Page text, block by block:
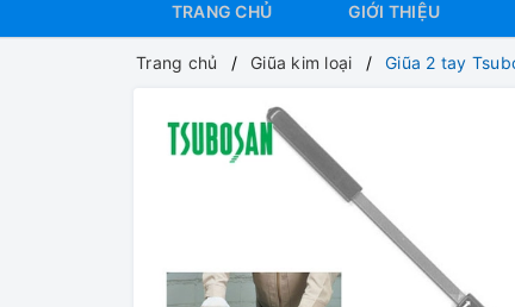
TRANG CHỦ GIỚI THIỆU
Trang chủ Giũa kim loại Giũa 2 tay